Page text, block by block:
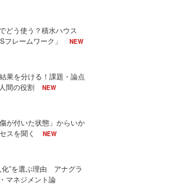
どう使う？積水ハウス
レームワーク」
NEW
果を分ける！課題・論点
間の役割
NEW
が付いた状態」からいか
スを聞く
NEW
化”を選ぶ理由 アナグラ
マネジメント論